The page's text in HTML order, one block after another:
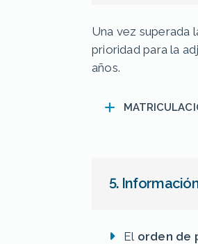
Una vez superada
prioridad para la
años.
5.
El orden de